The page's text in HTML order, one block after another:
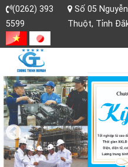
(0262) 393
5599
Số 05
Thuột, Tỉnh